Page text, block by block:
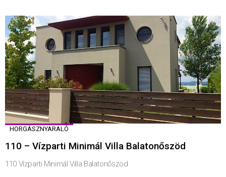
HORGÁSZNYARALÓ
110 – Vízparti Minimál Villa Balatonőszöd
110 Vízparti Minimál Villa Balatonőszöd